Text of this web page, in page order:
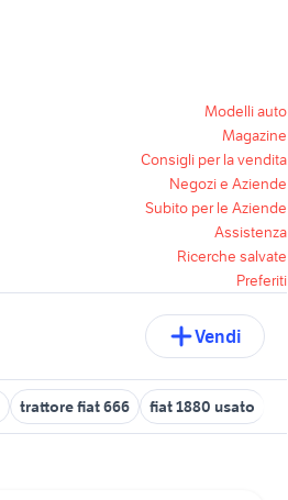
Modelli auto
Magazine
Consigli per la vendita
Negozi e Aziende
Subito per le Aziende
Assistenza
Ricerche salvate
Preferiti
Vendi
trattore fiat 666 fiat 1880 usato